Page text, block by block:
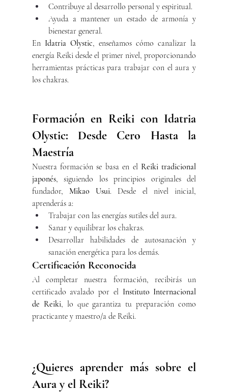
Contribuye al desarrollo personal y espiritual.
Ayuda a mantener un estado de armonía y
bienestar general.
En Idatria Olystic, enseñamos cómo canalizar la
energía Reiki desde el primer nivel, proporcionando
herramientas prácticas para trabajar con el aura y
los chakras.
Formación en Reiki con Idatria
Olystic: Desde Cero Hasta la
Maestría
Nuestra formación se basa en el Reiki tradicional
japonés, siguiendo los principios originales del
fundador, Mikao Usui. Desde el nivel inicial,
aprenderás a:
Trabajar con las energías sutiles del aura.
Sanar y equilibrar los chakras.
Desarrollar habilidades de autosanación y
sanación energética para los demás.
Certificación Reconocida
Al completar nuestra formación, recibirás un
certificado avalado por el Instituto Internacional
de Reiki, lo que garantiza tu preparación como
practicante y maestro/a de Reiki.
¿Quieres aprender más sobre el
Aura y el Reiki?